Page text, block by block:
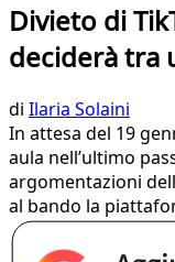
Divieto di
deciderà tra
di Ilaria Solaini
In attesa del 19
aula nell’ultimo
argomentazioni
al bando la